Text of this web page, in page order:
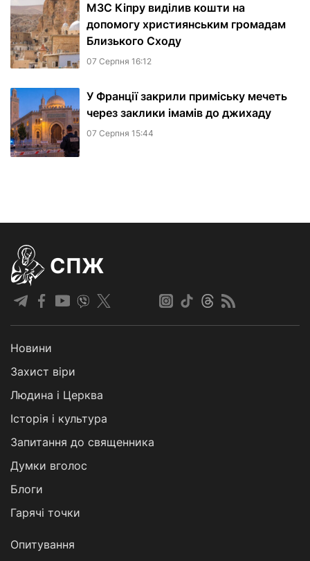
МЗС Кіпру виділив кошти на
допомогу християнським громадам
Близького Сходу
07 Серпня 16:12
У Франції закрили приміську мечеть
через заклики імамів до джихаду
07 Серпня 15:44
СПЖ
Новини
Захист віри
Людина і Церква
Історія і культура
Запитання до священника
Думки вголос
Блоги
Гарячі точки
Опитування